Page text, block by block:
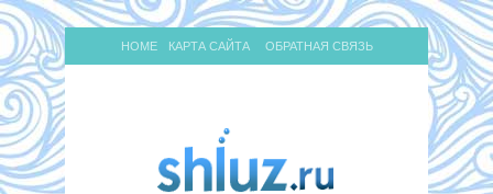
HOME КАРТА САЙТА ОБРАТНАЯ СВЯЗЬ